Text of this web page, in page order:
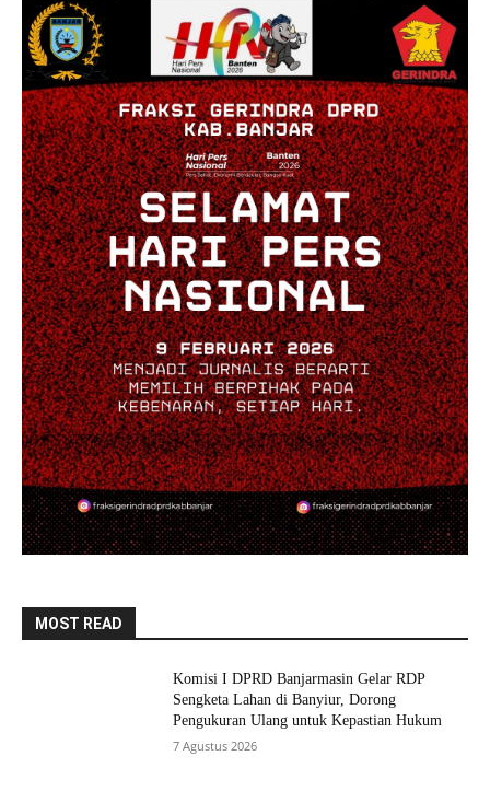
MOST READ
Komisi I DPRD Banjarmasin Gelar RDP
Sengketa Lahan di Banyiur, Dorong
Pengukuran Ulang untuk Kepastian Hukum
7 Agustus 2026